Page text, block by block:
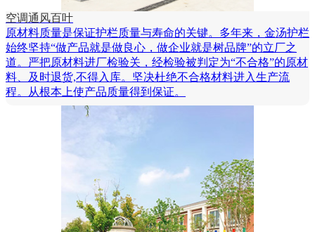
空调通风百叶
原材料质量是保证护栏质量与寿命的关键。多年来，金汤护栏
始终坚持“做产品就是做良心，做企业就是树品牌”的立厂之
道。严把原材料进厂检验关，经检验被判定为“不合格”的原材
料、及时退货,不得入库。坚决杜绝不合格材料进入生产流
程。从根本上使产品质量得到保证。